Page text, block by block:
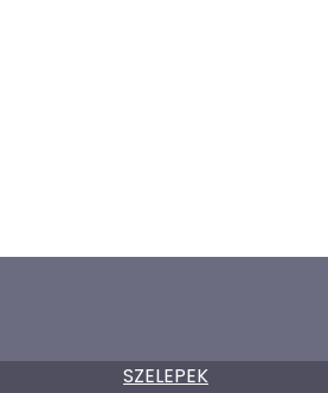
SZELEPEK